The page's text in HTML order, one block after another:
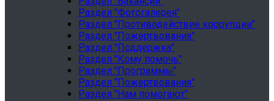
Раздел "Фотогалерея"
Раздел "Противодействие коррупции"
Раздел "Пожертвования"
Раздел "Поддержка"
Раздел "Кому помочь"
Раздел "Программы"
Раздел "Пожертвования"
Раздел "Нам помогают"